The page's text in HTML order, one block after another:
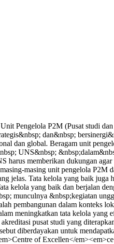
Pengelola P2M (Pusat studi
dan&nbsp;
dan global. Beragam unit
UNS&nbsp;
memberikan dukungan
masing unit pengelola P2M
jelas. Tata kelola yang baik
kelola yang baik dan berjalan
munculnya &nbsp;kegiatan
pembangunan dalam konteks
meningkatkan tata kelola yang
pusat studi yang
diberdayakan untuk
of Excellen</